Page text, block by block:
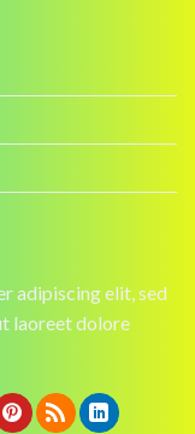
adipiscing elit, sed
laoreet dolore